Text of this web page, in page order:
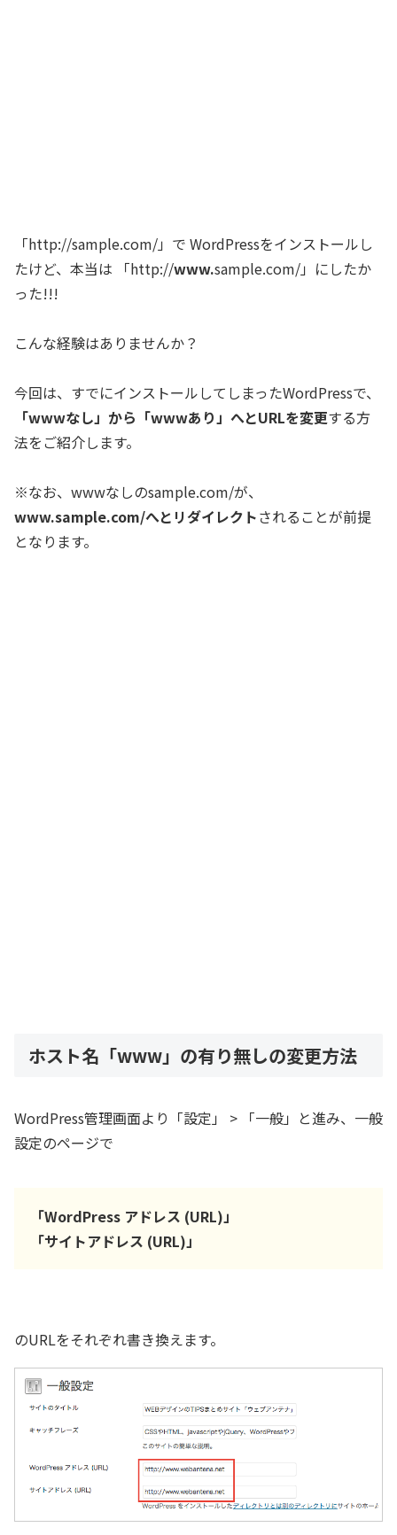
「http://sample.com/」で WordPressをインストールし
たけど、本当は 「http://www.sample.com/」にしたか
った!!!
こんな経験はありませんか？
今回は、すでにインストールしてしまったWordPressで、
「wwwなし」から「wwwあり」へとURLを変更する方
法をご紹介します。
※なお、wwwなしのsample.com/が、
www.sample.com/へとリダイレクトされることが前提
となります。
ホスト名「www」の有り無しの変更方法
WordPress管理画面より「設定」 > 「一般」と進み、一般
設定のページで
「WordPress アドレス (URL)」
「サイトアドレス (URL)」
のURLをそれぞれ書き換えます。